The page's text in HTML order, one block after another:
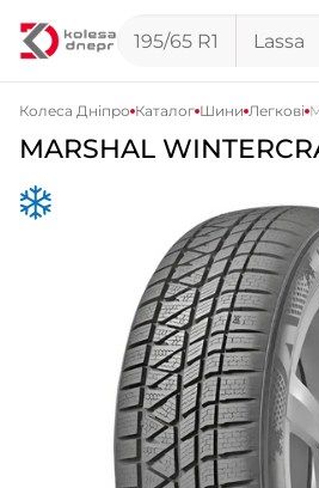
+38
+38
+38
- на
+38
- на
+38
- на
Колеса Дніпро Каталог Шини Легкові
MARSHAL